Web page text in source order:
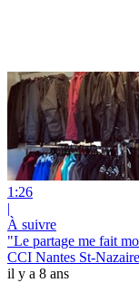
1:26
|
À suivre
"Le partage me fait
CCI Nantes St-Nazaire
il y a 8 ans